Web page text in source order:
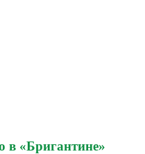
в «Бригантине»